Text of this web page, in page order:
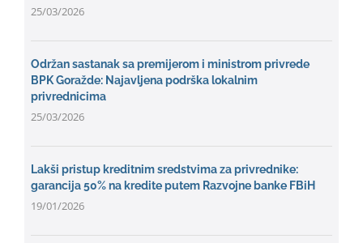
25/03/2026
Održan sastanak sa premijerom i ministrom privrede
BPK Goražde: Najavljena podrška lokalnim
privrednicima
25/03/2026
Lakši pristup kreditnim sredstvima za privrednike:
garancija 50% na kredite putem Razvojne banke FBiH
19/01/2026